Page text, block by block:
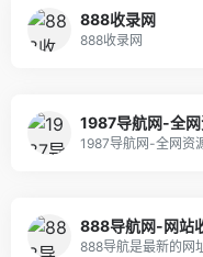
888收录网
888收录网
1987导航网-全
1987导航网-全网资
888导航是最新的网